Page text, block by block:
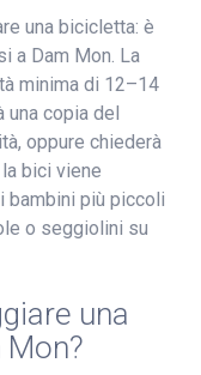
una bicicletta: è
a Dam Mon. La
minima di 12–14
una copia del
oppure chiederà
bici viene
bambini più piccoli
o seggiolini su
una